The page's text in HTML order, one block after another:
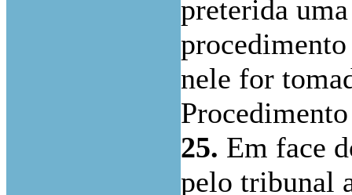
preterida
nele for
25. Em face
pelo tribunal